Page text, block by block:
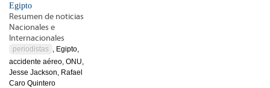
Egipto
Resumen de noticias
Nacionales e
Internacionales
periodistas , Egipto,
accidente aéreo, ONU,
Jesse Jackson, Rafael
Caro Quintero